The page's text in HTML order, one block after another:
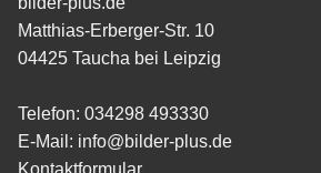
Matthias-Erberger-Str. 10
04425 Taucha bei Leipzig
Telefon: 034298 493330
E-Mail: info@bilder-plus.de
Kontaktformular